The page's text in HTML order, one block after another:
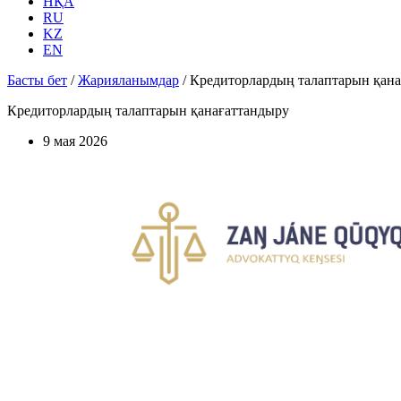
RU
KZ
EN
Басты бет /Жарияланымдар /Кредиторлардың талаптарын
Кредиторлардың талаптарын қанағаттандыру
9 мая 2026